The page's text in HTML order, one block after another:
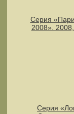
Серия
2008».
Серия